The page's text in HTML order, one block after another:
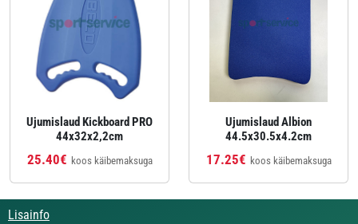
Ujumislaud Kickboard PRO
44x32x2,2cm
25.40€ koos käibemaksuga
Ujumislaud Albion
44.5x30.5x4.2cm
17.25€ koos käibemaksuga
Lisainfo